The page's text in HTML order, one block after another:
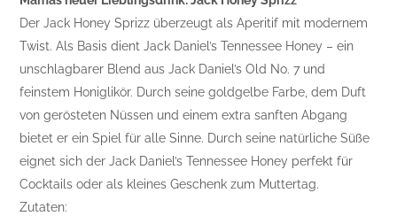
Der Jack Honey Sprizz überzeugt als Aperitif mit modernem
Twist. Als Basis dient Jack Daniel’s Tennessee Honey – ein
unschlagbarer Blend aus Jack Daniel’s Old No. 7 und
feinstem Honiglikör. Durch seine goldgelbe Farbe, dem Duft
von gerösteten Nüssen und einem extra sanften Abgang
bietet er ein Spiel für alle Sinne. Durch seine natürliche Süße
eignet sich der Jack Daniel’s Tennessee Honey perfekt für
Cocktails oder als kleines Geschenk zum Muttertag.
Zutaten: